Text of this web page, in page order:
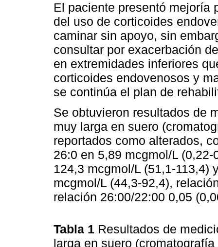
El paciente presentó mejoría
del uso de corticoides
caminar sin apoyo, sin
consultar por exacerbación
en extremidades inferiores
corticoides endovenosos y
se continúa el plan de
Se obtuvieron resultados de
muy larga en suero
reportados como alterados,
26:0 en 5,89 mcgmol/L
124,3 mcgmol/L (51,1-113,4)
mcgmol/L (44,3-92,4),
relación 26:00/22:00 0,05
Tabla 1 Resultados de
larga en suero